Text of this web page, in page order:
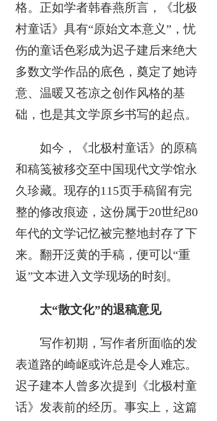
格。正如学者韩春燕所言，《北极
村童话》具有“原始文本意义”，忧
伤的童话色彩成为迟子建后来绝大
多数文学作品的底色，奠定了她诗
意、温暖又苍凉之创作风格的基
础，也是其文学原乡书写的起点。
如今，《北极村童话》的原稿
和稿笺被移交至中国现代文学馆永
久珍藏。现存的115页手稿留有完
整的修改痕迹，这份属于20世纪80
年代的文学记忆被完整地封存了下
来。翻开泛黄的手稿，便可以“重
返”文本进入文学现场的时刻。
太“散文化”的退稿意见
写作初期，写作者所面临的发
表道路的崎岖或许总是令人难忘。
迟子建本人曾多次提到《北极村童
话》发表前的经历。事实上，这篇